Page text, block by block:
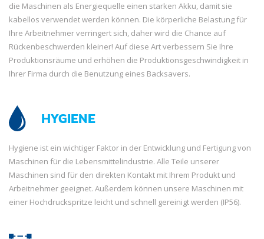
die Maschinen als Energiequelle einen starken Akku, damit sie
kabellos verwendet werden können. Die körperliche Belastung für
Ihre Arbeitnehmer verringert sich, daher wird die Chance auf
Rückenbeschwerden kleiner! Auf diese Art verbessern Sie Ihre
Produktionsräume und erhöhen die Produktionsgeschwindigkeit in
Ihrer Firma durch die Benutzung eines Backsavers.
HYGIENE
Hygiene ist ein wichtiger Faktor in der Entwicklung und Fertigung von
Maschinen für die Lebensmittelindustrie. Alle Teile unserer
Maschinen sind für den direkten Kontakt mit Ihrem Produkt und
Arbeitnehmer geeignet. Außerdem können unsere Maschinen mit
einer Hochdruckspritze leicht und schnell gereinigt werden (IP56).